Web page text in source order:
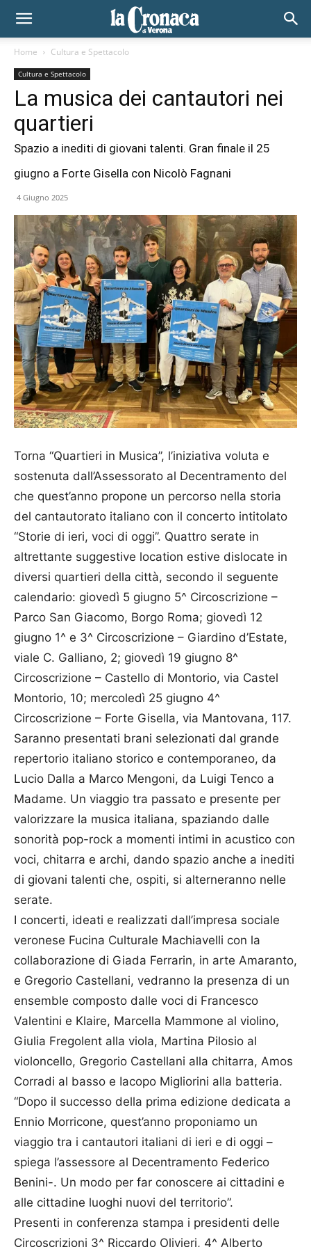
Home Cultura e Spettacolo
Cultura e Spettacolo
La musica dei cantautori nei
quartieri
Spazio a inediti di giovani talenti. Gran finale il 25
giugno a Forte Gisella con Nicolò Fagnani
4 Giugno 2025
Torna “Quartieri in Musica”, l’iniziativa voluta e
sostenuta dall’Assessorato al Decentramento del
che quest’anno propone un percorso nella storia
del cantautorato italiano con il concerto intitolato
“Storie di ieri, voci di oggi”. Quattro serate in
altrettante suggestive location estive dislocate in
diversi quartieri della città, secondo il seguente
calendario: giovedì 5 giugno 5^ Circoscrizione –
Parco San Giacomo, Borgo Roma; giovedì 12
giugno 1^ e 3^ Circoscrizione – Giardino d’Estate,
viale C. Galliano, 2; giovedì 19 giugno 8^
Circoscrizione – Castello di Montorio, via Castel
Montorio, 10; mercoledì 25 giugno 4^
Circoscrizione – Forte Gisella, via Mantovana, 117.
Saranno presentati brani selezionati dal grande
repertorio italiano storico e contemporaneo, da
Lucio Dalla a Marco Mengoni, da Luigi Tenco a
Madame. Un viaggio tra passato e presente per
valorizzare la musica italiana, spaziando dalle
sonorità pop-rock a momenti intimi in acustico con
voci, chitarra e archi, dando spazio anche a inediti
di giovani talenti che, ospiti, si alterneranno nelle
serate.
I concerti, ideati e realizzati dall’impresa sociale
veronese Fucina Culturale Machiavelli con la
collaborazione di Giada Ferrarin, in arte Amaranto,
e Gregorio Castellani, vedranno la presenza di un
ensemble composto dalle voci di Francesco
Valentini e Klaire, Marcella Mammone al violino,
Giulia Fregolent alla viola, Martina Pilosio al
violoncello, Gregorio Castellani alla chitarra, Amos
Corradi al basso e Iacopo Migliorini alla batteria.
“Dopo il successo della prima edizione dedicata a
Ennio Morricone, quest’anno proponiamo un
viaggio tra i cantautori italiani di ieri e di oggi –
spiega l’assessore al Decentramento Federico
Benini-. Un modo per far conoscere ai cittadini e
alle cittadine luoghi nuovi del territorio”.
Presenti in conferenza stampa i presidenti delle
Circoscrizioni 3^ Riccardo Olivieri, 4^ Alberto